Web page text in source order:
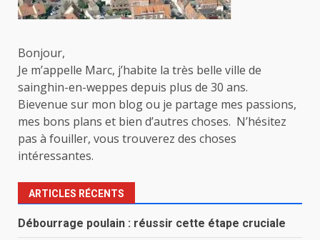
Bonjour,
Je m’appelle Marc, j’habite la très belle ville de
sainghin-en-weppes depuis plus de 30 ans.
Bievenue sur mon blog ou je partage mes passions,
mes bons plans et bien d’autres choses. N’hésitez
pas à fouiller, vous trouverez des choses
intéressantes.
ARTICLES RÉCENTS
Débourrage poulain : réussir cette étape cruciale